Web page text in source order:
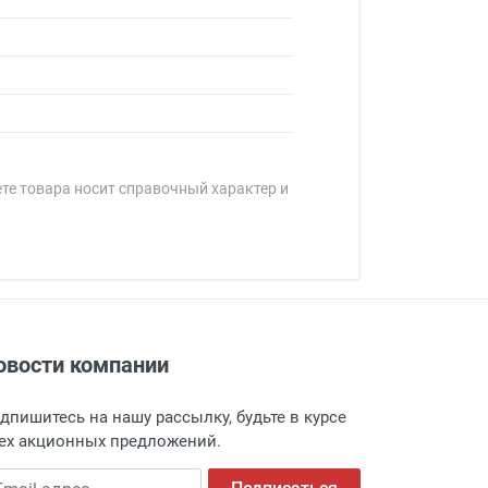
товара носит справочный характер и
г. Москва, Переведеновский
о поступлении товара.
пункт выдачи, чтобы избежать
компании
на нашу рассылку, будьте в курсе
акционных предложений.
адрес